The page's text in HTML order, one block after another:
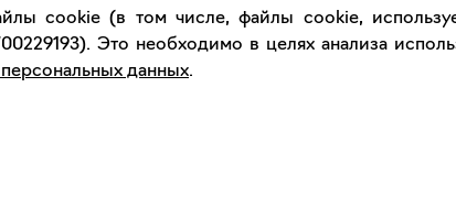
cookie (в том числе, файлы cookie,
Это необходимо в целях анализа
данных.